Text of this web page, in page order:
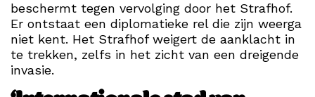
beschermt tegen vervolging door het Strafhof.
Er ontstaat een diplomatieke rel die zijn weerga
niet kent. Het Strafhof weigert de aanklacht in
te trekken, zelfs in het zicht van een dreigende
invasie.